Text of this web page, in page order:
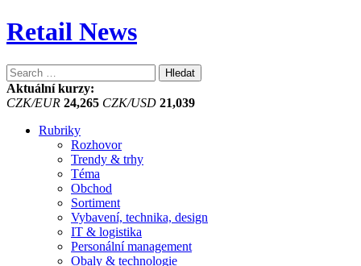
Retail News
Vyhledávání
Aktuální kurzy:
CZK/EUR 24,265 CZK/USD 21,039
Rubriky
Rozhovor
Trendy & trhy
Téma
Obchod
Sortiment
Vybavení, technika, design
IT & logistika
Personální management
Obaly & technologie